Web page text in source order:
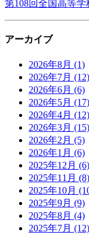
第108回全国高等
アーカイブ
2026年8月 (1)
2026年7月 (12)
2026年6月 (6)
2026年5月 (17)
2026年4月 (12)
2026年3月 (15)
2026年2月 (5)
2026年1月 (6)
2025年12月 (6)
2025年11月 (8)
2025年10月
2025年9月 (9)
2025年8月 (4)
2025年7月 (12)